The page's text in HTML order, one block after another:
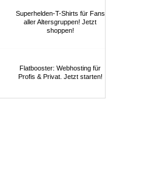
Superhelden-T-Shirts für Fans
aller Altersgruppen! Jetzt
shoppen!
Flatbooster: Webhosting für
Profis & Privat. Jetzt starten!